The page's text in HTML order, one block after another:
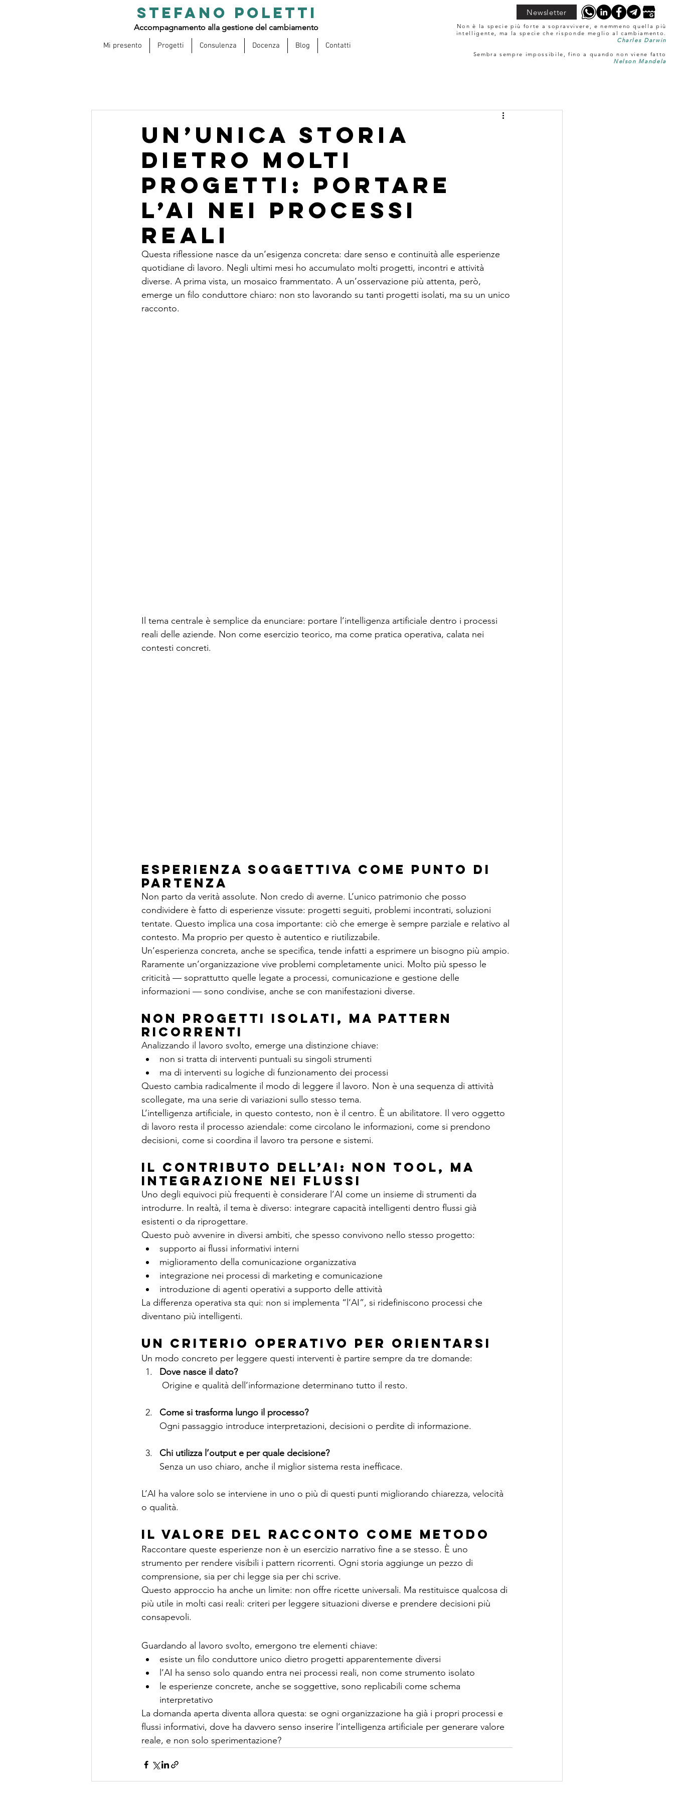
STEFANO POLETTI
Accompagnamento alla gestione del cambiamento
Mi presento Progetti Consulenza Docenza Blog Contatti
Newsletter
Non è la specie più forte a sopravvivere, e nemmeno quella più
intelligente, ma la specie che risponde meglio al cambiamento.
Charles Darwin
Sembra sempre impossibile, fino a quando non viene fatto
Nelson Mandela
Un’unica storia
dietro molti
progetti: portare
l’AI nei processi
reali
Questa riflessione nasce da un’esigenza concreta: dare senso e continuità alle esperienze
quotidiane di lavoro. Negli ultimi mesi ho accumulato molti progetti, incontri e attività
diverse. A prima vista, un mosaico frammentato. A un’osservazione più attenta, però,
emerge un filo conduttore chiaro: non sto lavorando su tanti progetti isolati, ma su un unico
racconto.
Il tema centrale è semplice da enunciare: portare l’intelligenza artificiale dentro i processi
reali delle aziende. Non come esercizio teorico, ma come pratica operativa, calata nei
contesti concreti.
Esperienza soggettiva come punto di
partenza
Non parto da verità assolute. Non credo di averne. L’unico patrimonio che posso
condividere è fatto di esperienze vissute: progetti seguiti, problemi incontrati, soluzioni
tentate. Questo implica una cosa importante: ciò che emerge è sempre parziale e relativo al
contesto. Ma proprio per questo è autentico e riutilizzabile.
Un’esperienza concreta, anche se specifica, tende infatti a esprimere un bisogno più ampio.
Raramente un’organizzazione vive problemi completamente unici. Molto più spesso le
criticità — soprattutto quelle legate a processi, comunicazione e gestione delle
informazioni — sono condivise, anche se con manifestazioni diverse.
Non progetti isolati, ma pattern
ricorrenti
Analizzando il lavoro svolto, emerge una distinzione chiave:
non si tratta di interventi puntuali su singoli strumenti
ma di interventi su logiche di funzionamento dei processi
Questo cambia radicalmente il modo di leggere il lavoro. Non è una sequenza di attività
scollegate, ma una serie di variazioni sullo stesso tema.
L’intelligenza artificiale, in questo contesto, non è il centro. È un abilitatore. Il vero oggetto
di lavoro resta il processo aziendale: come circolano le informazioni, come si prendono
decisioni, come si coordina il lavoro tra persone e sistemi.
Il contributo dell’AI: non tool, ma
integrazione nei flussi
Uno degli equivoci più frequenti è considerare l’AI come un insieme di strumenti da
introdurre. In realtà, il tema è diverso: integrare capacità intelligenti dentro flussi già
esistenti o da riprogettare.
Questo può avvenire in diversi ambiti, che spesso convivono nello stesso progetto:
supporto ai flussi informativi interni
miglioramento della comunicazione organizzativa
integrazione nei processi di marketing e comunicazione
introduzione di agenti operativi a supporto delle attività
La differenza operativa sta qui: non si implementa “l’AI”, si ridefiniscono processi che
diventano più intelligenti.
Un criterio operativo per orientarsi
Un modo concreto per leggere questi interventi è partire sempre da tre domande:
Dove nasce il dato?
Origine e qualità dell’informazione determinano tutto il resto.
Come si trasforma lungo il processo?
Ogni passaggio introduce interpretazioni, decisioni o perdite di informazione.
Chi utilizza l’output e per quale decisione?
Senza un uso chiaro, anche il miglior sistema resta inefficace.
L’AI ha valore solo se interviene in uno o più di questi punti migliorando chiarezza, velocità
o qualità.
Il valore del racconto come metodo
Raccontare queste esperienze non è un esercizio narrativo fine a se stesso. È uno
strumento per rendere visibili i pattern ricorrenti. Ogni storia aggiunge un pezzo di
comprensione, sia per chi legge sia per chi scrive.
Questo approccio ha anche un limite: non offre ricette universali. Ma restituisce qualcosa di
più utile in molti casi reali: criteri per leggere situazioni diverse e prendere decisioni più
consapevoli.
Guardando al lavoro svolto, emergono tre elementi chiave:
esiste un filo conduttore unico dietro progetti apparentemente diversi
l’AI ha senso solo quando entra nei processi reali, non come strumento isolato
le esperienze concrete, anche se soggettive, sono replicabili come schema
interpretativo
La domanda aperta diventa allora questa: se ogni organizzazione ha già i propri processi e
flussi informativi, dove ha davvero senso inserire l’intelligenza artificiale per generare valore
reale, e non solo sperimentazione?